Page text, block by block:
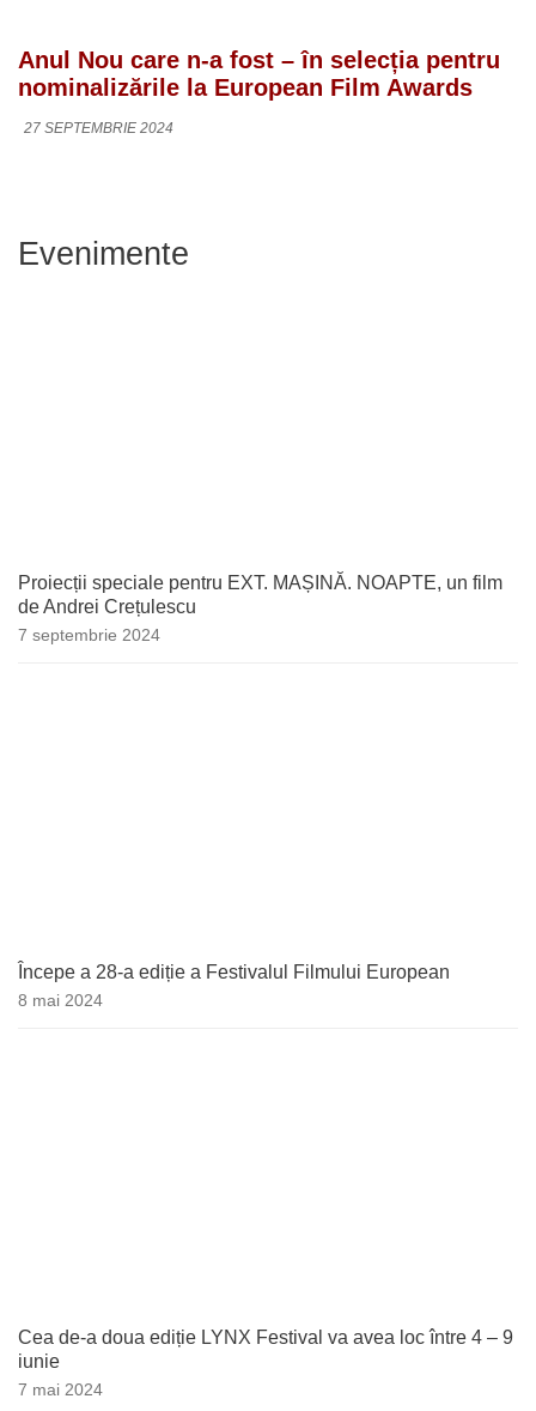
Anul Nou care n-a fost – în selecția pentru
nominalizările la European Film Awards
27 SEPTEMBRIE 2024
Evenimente
Proiecții speciale pentru EXT. MAȘINĂ. NOAPTE, un film
de Andrei Crețulescu
7 septembrie 2024
Începe a 28-a ediție a Festivalul Filmului European
8 mai 2024
Cea de-a doua ediție LYNX Festival va avea loc între 4 – 9
iunie
7 mai 2024